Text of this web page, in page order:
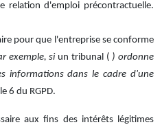
relation d'emploi précontractuelle.
pour que l'entreprise se conforme
exemple, si un tribunal () ordonne
informations dans le cadre d'une
6 du RGPD.
aux fins des intérêts légitimes